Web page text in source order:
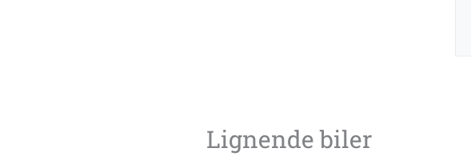
Lignende biler